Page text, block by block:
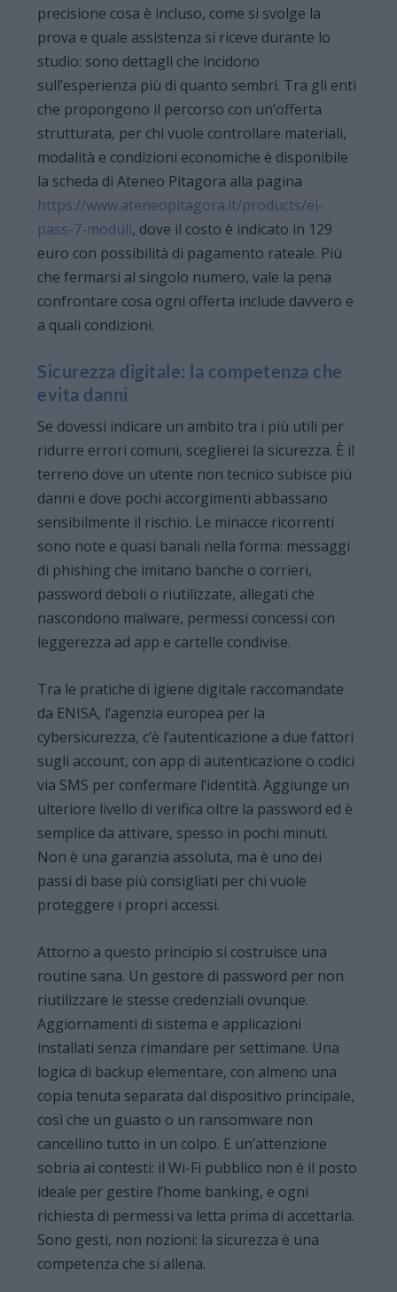
precisione cosa è incluso, come si svolge la
prova e quale assistenza si riceve durante lo
studio: sono dettagli che incidono
sull’esperienza più di quanto sembri. Tra gli enti
che propongono il percorso con un’offerta
strutturata, per chi vuole controllare materiali,
modalità e condizioni economiche è disponibile
la scheda di Ateneo Pitagora alla pagina
https://www.ateneopitagora.it/products/ei-
pass-7-moduli, dove il costo è indicato in 129
euro con possibilità di pagamento rateale. Più
che fermarsi al singolo numero, vale la pena
confrontare cosa ogni offerta include davvero e
a quali condizioni.
Sicurezza digitale: la competenza che
evita danni
Se dovessi indicare un ambito tra i più utili per
ridurre errori comuni, sceglierei la sicurezza. È il
terreno dove un utente non tecnico subisce più
danni e dove pochi accorgimenti abbassano
sensibilmente il rischio. Le minacce ricorrenti
sono note e quasi banali nella forma: messaggi
di phishing che imitano banche o corrieri,
password deboli o riutilizzate, allegati che
nascondono malware, permessi concessi con
leggerezza ad app e cartelle condivise.
Tra le pratiche di igiene digitale raccomandate
da ENISA, l’agenzia europea per la
cybersicurezza, c’è l’autenticazione a due fattori
sugli account, con app di autenticazione o codici
via SMS per confermare l’identità. Aggiunge un
ulteriore livello di verifica oltre la password ed è
semplice da attivare, spesso in pochi minuti.
Non è una garanzia assoluta, ma è uno dei
passi di base più consigliati per chi vuole
proteggere i propri accessi.
Attorno a questo principio si costruisce una
routine sana. Un gestore di password per non
riutilizzare le stesse credenziali ovunque.
Aggiornamenti di sistema e applicazioni
installati senza rimandare per settimane. Una
logica di backup elementare, con almeno una
copia tenuta separata dal dispositivo principale,
così che un guasto o un ransomware non
cancellino tutto in un colpo. E un’attenzione
sobria ai contesti: il Wi-Fi pubblico non è il posto
ideale per gestire l’home banking, e ogni
richiesta di permessi va letta prima di accettarla.
Sono gesti, non nozioni: la sicurezza è una
competenza che si allena.